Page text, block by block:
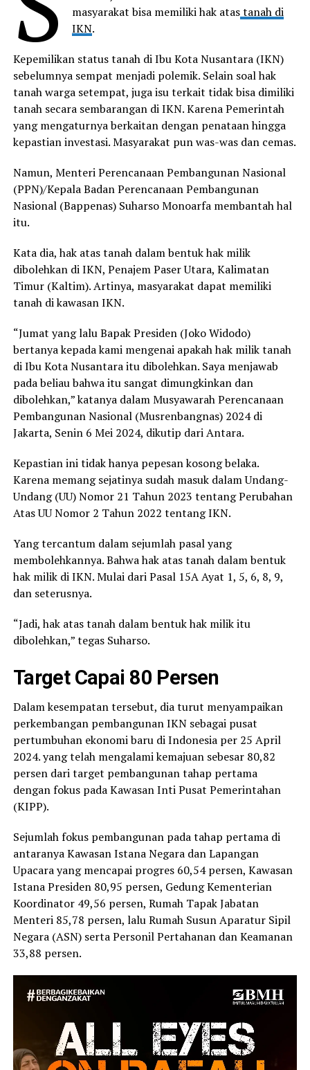
masyarakat bisa memiliki hak atastanah di
IKN.
Kepemilikan status tanah di Ibu Kota Nusantara (IKN)
sebelumnya sempat menjadi polemik. Selain soal hak
tanah warga setempat, juga isu terkait tidak bisa dimiliki
tanah secara sembarangan di IKN. Karena Pemerintah
yang mengaturnya berkaitan dengan penataan hingga
kepastian investasi. Masyarakat pun was-was dan cemas.
Namun, Menteri Perencanaan Pembangunan Nasional
(PPN)/Kepala Badan Perencanaan Pembangunan
Nasional (Bappenas) Suharso Monoarfa membantah hal
itu.
Kata dia, hak atas tanah dalam bentuk hak milik
dibolehkan di IKN, Penajem Paser Utara, Kalimatan
Timur (Kaltim). Artinya, masyarakat dapat memiliki
tanah di kawasan IKN.
“Jumat yang lalu Bapak Presiden (Joko Widodo)
bertanya kepada kami mengenai apakah hak milik tanah
di Ibu Kota Nusantara itu dibolehkan. Saya menjawab
pada beliau bahwa itu sangat dimungkinkan dan
dibolehkan,” katanya dalam Musyawarah Perencanaan
Pembangunan Nasional (Musrenbangnas) 2024 di
Jakarta, Senin 6 Mei 2024, dikutip dari Antara.
Kepastian ini tidak hanya pepesan kosong belaka.
Karena memang sejatinya sudah masuk dalam Undang-
Undang (UU) Nomor 21 Tahun 2023 tentang Perubahan
Atas UU Nomor 2 Tahun 2022 tentang IKN.
Yang tercantum dalam sejumlah pasal yang
membolehkannya. Bahwa hak atas tanah dalam bentuk
hak milik di IKN. Mulai dari Pasal 15A Ayat 1, 5, 6, 8, 9,
dan seterusnya.
“Jadi, hak atas tanah dalam bentuk hak milik itu
dibolehkan,” tegas Suharso.
Target Capai 80 Persen
Dalam kesempatan tersebut, dia turut menyampaikan
perkembangan pembangunan IKN sebagai pusat
pertumbuhan ekonomi baru di Indonesia per 25 April
2024. yang telah mengalami kemajuan sebesar 80,82
persen dari target pembangunan tahap pertama
dengan fokus pada Kawasan Inti Pusat Pemerintahan
(KIPP).
Sejumlah fokus pembangunan pada tahap pertama di
antaranya Kawasan Istana Negara dan Lapangan
Upacara yang mencapai progres 60,54 persen, Kawasan
Istana Presiden 80,95 persen, Gedung Kementerian
Koordinator 49,56 persen, Rumah Tapak Jabatan
Menteri 85,78 persen, lalu Rumah Susun Aparatur Sipil
Negara (ASN) serta Personil Pertahanan dan Keamanan
33,88 persen.